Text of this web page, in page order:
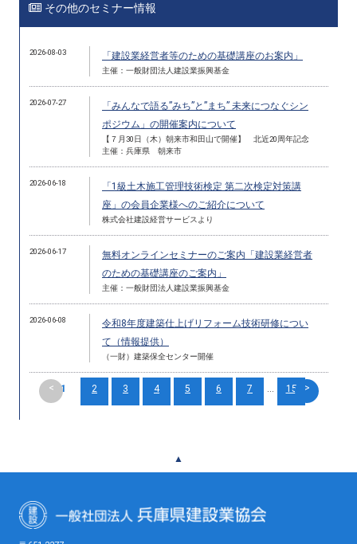
その他のセミナー情報
2026-08-03 「建設業経営者等のための基礎講座のお案内」
主催：一般財団法人建設業振興基金
2026-07-27
「みんなで語る”みち”と”まち” 未来につなぐシン
ポジウム」の開催案内について
【７月30日（木）朝来市和田山で開催】 北近20周年記念
主催：兵庫県 朝来市
2026-06-18
「1級土木施工管理技術検定 第二次検定対策講
座」の会員企業様へのご紹介について
株式会社建設経営サービスより
2026-06-17
無料オンラインセミナーのご案内「建設業経営者
のための基礎講座のご案内」
主催：一般財団法人建設業振興基金
2026-06-08
令和8年度建築仕上げリフォーム技術研修につい
て（情報提供）
（一財）建築保全センター開催
< 1 2 3 4 5 6 7 ... 15 >
▲